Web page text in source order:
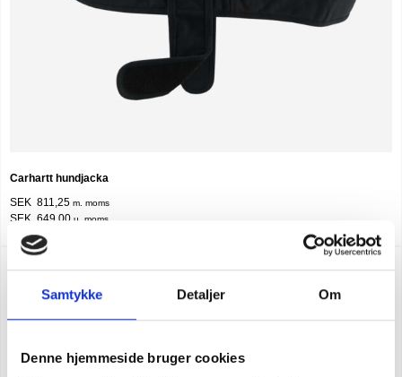
Samtykke Detaljer Om
Denne hjemmeside bruger cookies
Carhartt hundjacka
SEK 811,25 m. moms
SEK 649,00 u. moms